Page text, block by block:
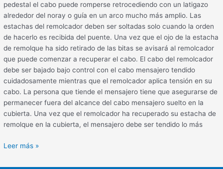
pedestal el cabo puede romperse retrocediendo con un latigazo
alrededor del noray o guía en un arco mucho más amplio. Las
estachas del remolcador deben ser soltadas solo cuando la orden
de hacerlo es recibida del puente. Una vez que el ojo de la estacha
de remolque ha sido retirado de las bitas se avisará al remolcador
que puede comenzar a recuperar el cabo. El cabo del remolcador
debe ser bajado bajo control con el cabo mensajero tendido
cuidadosamente mientras que el remolcador aplica tensión en su
cabo. La persona que tiende el mensajero tiene que asegurarse de
permanecer fuera del alcance del cabo mensajero suelto en la
cubierta. Una vez que el remolcador ha recuperado su estacha de
remolque en la cubierta, el mensajero debe ser tendido lo más
Leer más »